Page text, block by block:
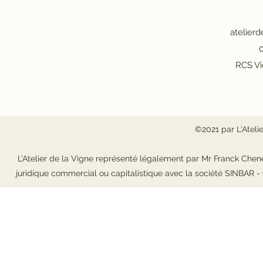
RCS
©2021 par
L’Atelier de la Vigne représenté légalement par Mr Franck
juridique commercial ou capitalistique avec la société SINBAR